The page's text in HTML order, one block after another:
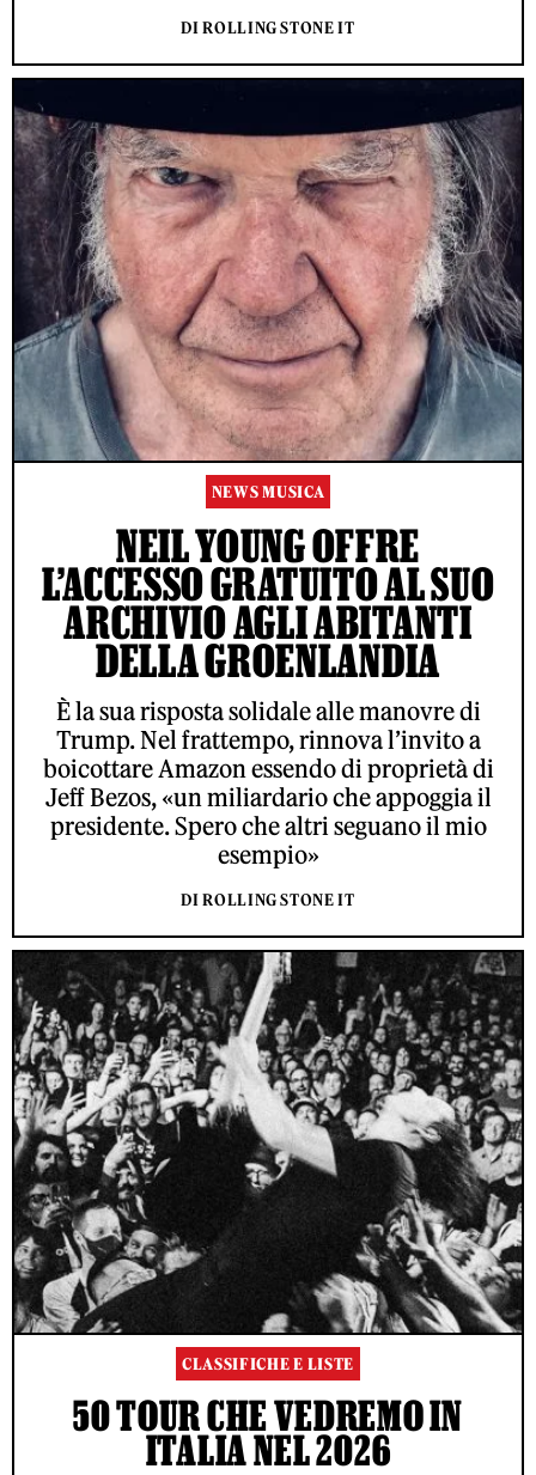
DI ROLLING STONE IT
NEWS MUSICA
NEIL YOUNG OFFRE
L’ACCESSO GRATUITO AL SUO
ARCHIVIO AGLI ABITANTI
DELLA GROENLANDIA
È la sua risposta solidale alle manovre di
Trump. Nel frattempo, rinnova l’invito a
boicottare Amazon essendo di proprietà di
Jeff Bezos, «un miliardario che appoggia il
presidente. Spero che altri seguano il mio
esempio»
DI ROLLING STONE IT
CLASSIFICHE E LISTE
50 TOUR CHE VEDREMO IN
ITALIA NEL 2026